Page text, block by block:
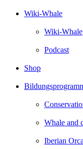
Wiki-Whale
Wiki-Whale
Podcast
Shop
Whale and
Iberian